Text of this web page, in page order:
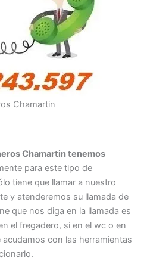
Chamartin
Chamartin tenemos
para este tipo de
tiene que llamar a nuestro
y atenderemos su llamada de
que nos diga en la llamada es
el fregadero, si en el wc o en
con las herramientas